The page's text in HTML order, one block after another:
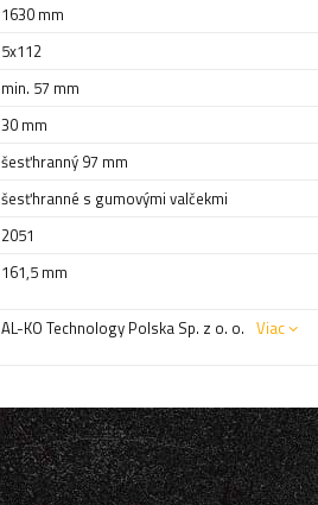
1630 mm
5x112
min. 57 mm
30 mm
šesťhranný 97 mm
šesťhranné s gumovými valčekmi
2051
161,5 mm
AL-KO Technology Polska Sp. z o. o. Viac